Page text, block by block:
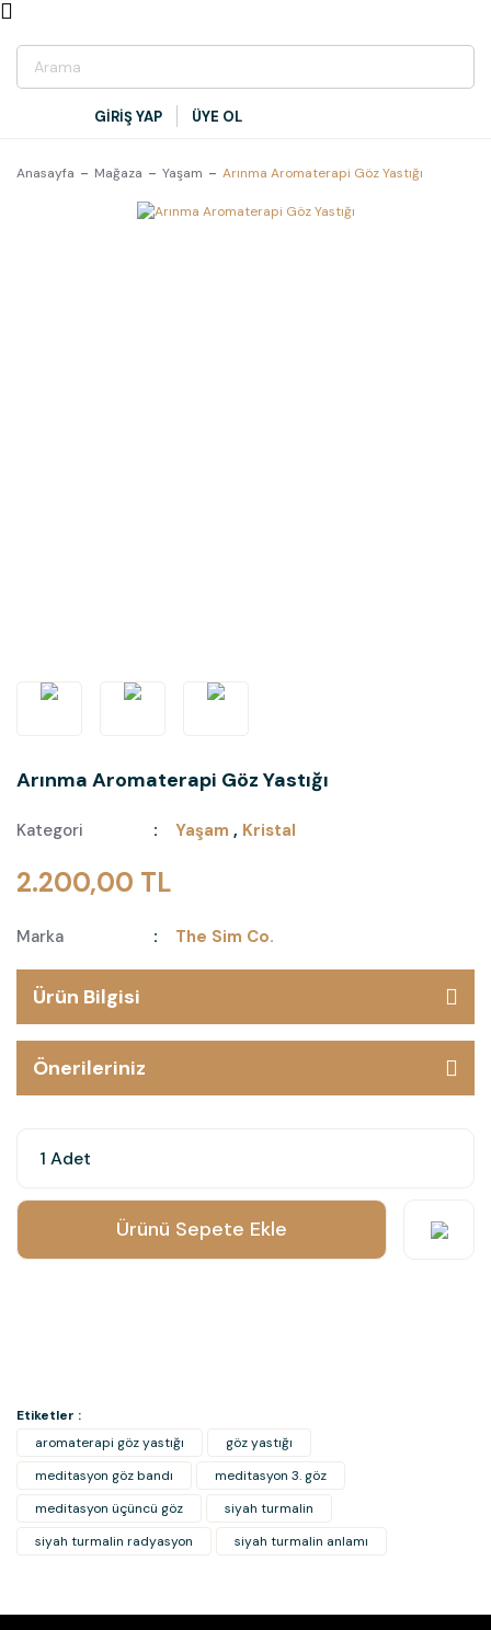
GİRİŞ YAP ÜYE OL
Anasayfa Mağaza Yaşam Arınma Aromaterapi Göz Yastığı
Arınma Aromaterapi Göz Yastığı
Kategori Yaşam , Kristal
2.200,00 TL
Marka The Sim Co.
Ürün Bilgisi
Önerileriniz
Ürünü Sepete Ekle
Etiketler :
aromaterapi göz yastığı
göz yastığı
meditasyon göz bandı
meditasyon 3. göz
meditasyon üçüncü göz
siyah turmalin
siyah turmalin radyasyon
siyah turmalin anlamı